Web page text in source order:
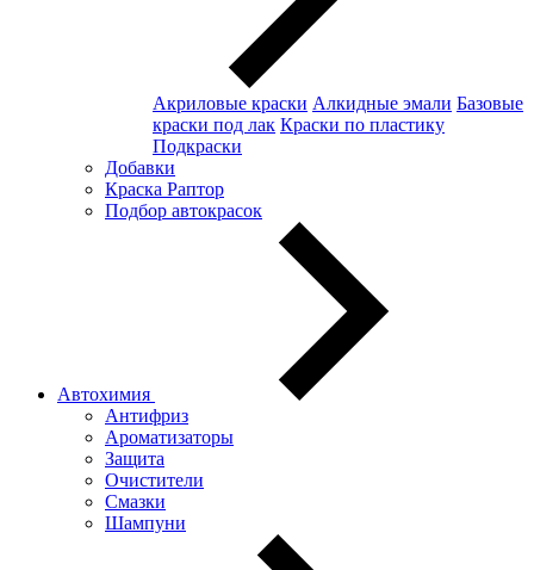
Акриловые краски Алкидные эмали Базовые
краски под лак Краски по пластику
Подкраски
Добавки
Краска Раптор
Подбор автокрасок
Автохимия
Антифриз
Ароматизаторы
Защита
Очистители
Смазки
Шампуни